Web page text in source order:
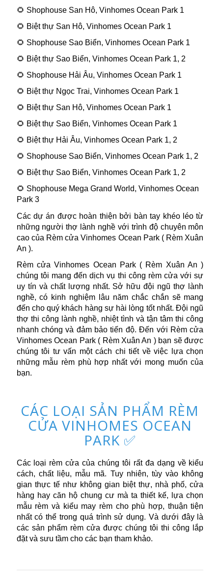
🌻 Shophouse San Hô, Vinhomes Ocean Park 1
🌻 Biệt thự San Hô, Vinhomes Ocean Park 1
🌻 Shophouse Sao Biển, Vinhomes Ocean Park 1
🌻 Biệt thự Sao Biển, Vinhomes Ocean Park 1, 2
🌻 Shophouse Hải Âu, Vinhomes Ocean Park 1
🌻 Biệt thự Ngọc Trai, Vinhomes Ocean Park 1
🌻 Biệt thự San Hô, Vinhomes Ocean Park 1
🌻 Biệt thự Sao Biển, Vinhomes Ocean Park 1
🌻 Biệt thự Hải Âu, Vinhomes Ocean Park 1, 2
🌻 Shophouse Sao Biển, Vinhomes Ocean Park 1, 2
🌻 Biệt thự Sao Biển, Vinhomes Ocean Park 1, 2
🌻 Shophouse Mega Grand World, Vinhomes Ocean
Park 3
Các dự án được hoàn thiện bởi bàn tay khéo léo từ
những người thợ lành nghề với trình độ chuyên môn
cao của Rèm cửa Vinhomes Ocean Park ( Rèm Xuân
An ).
Rèm cửa Vinhomes Ocean Park ( Rèm Xuân An )
chúng tôi mang đến dịch vụ thi công rèm cửa với sự
uy tín và chất lượng nhất. Sở hữu đội ngũ thợ lành
nghề, có kinh nghiệm lâu năm chắc chắn sẽ mang
đến cho quý khách hàng sự hài lòng tốt nhất. Đội ngũ
thợ thi công lành nghề, nhiệt tình và tận tâm thi công
nhanh chóng và đảm bảo tiến độ. Đến với Rèm cửa
Vinhomes Ocean Park ( Rèm Xuân An ) bạn sẽ được
chúng tôi tư vấn một cách chi tiết về việc lựa chọn
những mẫu rèm phù hợp nhất với mong muốn của
bạn.
CÁC LOẠI SẢN PHẨM RÈM
CỬA VINHOMES OCEAN
PARK ✅
Các loại rèm cửa của chúng tôi rấtđa dạng về kiểu
cách, chất liệu, mẫu mã. Tuy nhiên, tùy vào không
gian thực tế như không gian biệt thự, nhà phố, cửa
hàng hay căn hộ chung cư mà ta thiết kế, lựa chọn
mẫu rèm và kiểu may rèm cho phù hợp, thuận tiện
nhất có thể trong quá trình sử dụng. Và dưới đây là
các sản phẩm rèm cửa được chúng tôi thi công lắp
đặt và sưu tầm cho các bạn tham khảo.